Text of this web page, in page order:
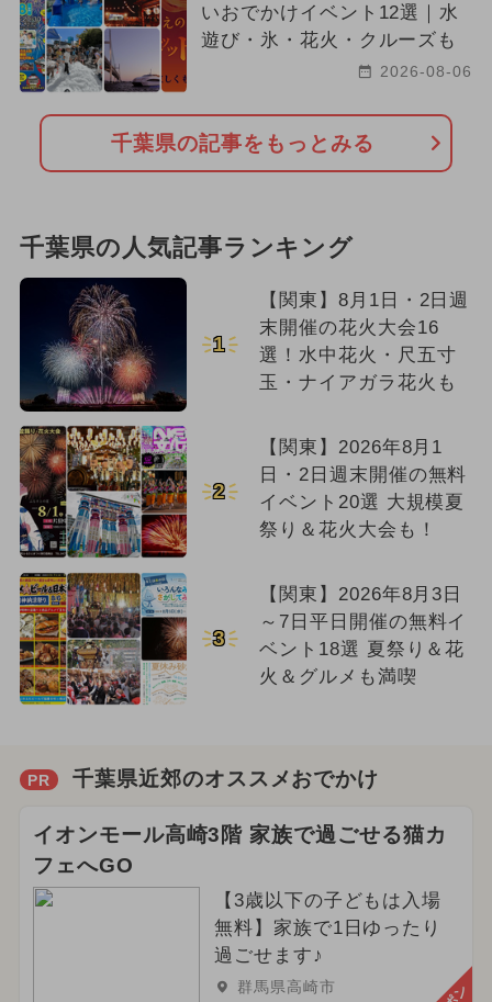
いおでかけイベント12選｜水
遊び・氷・花火・クルーズも
2026-08-06
千葉県の記事をもっとみる
千葉県の人気記事ランキング
1
【関東】8月1日・2日週
末開催の花火大会16
選！水中花火・尺五寸
玉・ナイアガラ花火も
2
【関東】2026年8月1
日・2日週末開催の無料
イベント20選 大規模夏
祭り＆花火大会も！
3
【関東】2026年8月3日
～7日平日開催の無料イ
ベント18選 夏祭り＆花
火＆グルメも満喫
PR 千葉県近郊のオススメおでかけ
イオンモール高崎3階 家族で過ごせる猫カ
フェへGO
【3歳以下の子どもは入場
無料】家族で1日ゆったり
過ごせます♪
群馬県高崎市